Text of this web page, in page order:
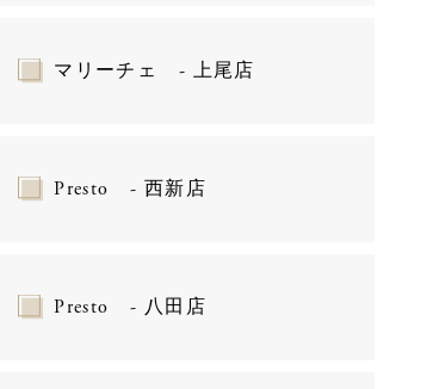
マリーチェ - 上尾店
Presto - 西新店
Presto - 八田店